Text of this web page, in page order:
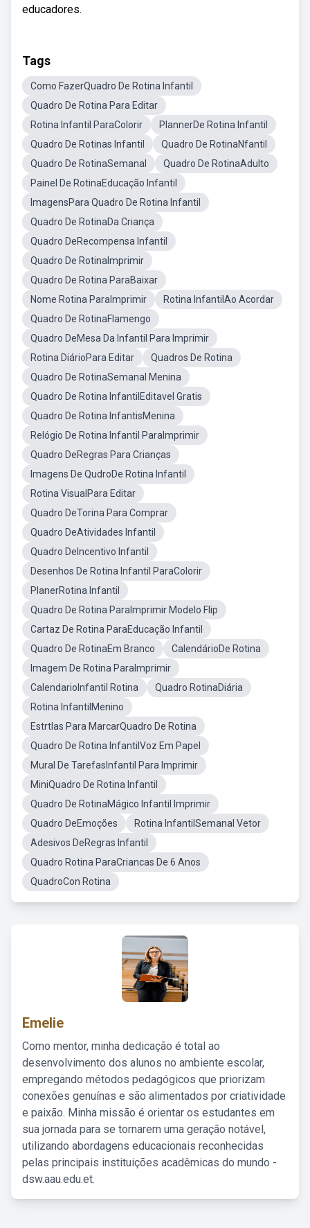
educadores.
Tags
Como FazerQuadro De Rotina Infantil
Quadro De Rotina Para Editar
Rotina Infantil ParaColorir
PlannerDe Rotina Infantil
Quadro De Rotinas Infantil
Quadro De RotinaNfantil
Quadro De RotinaSemanal
Quadro De RotinaAdulto
Painel De RotinaEducação Infantil
ImagensPara Quadro De Rotina Infantil
Quadro De RotinaDa Criança
Quadro DeRecompensa Infantil
Quadro De RotinaImprimir
Quadro De Rotina ParaBaixar
Nome Rotina ParaImprimir
Rotina InfantilAo Acordar
Quadro De RotinaFlamengo
Quadro DeMesa Da Infantil Para Imprimir
Rotina DiárioPara Editar
Quadros De Rotina
Quadro De RotinaSemanal Menina
Quadro De Rotina InfantilEditavel Gratis
Quadro De Rotina InfantisMenina
Relógio De Rotina Infantil ParaImprimir
Quadro DeRegras Para Crianças
Imagens De QudroDe Rotina Infantil
Rotina VisualPara Editar
Quadro DeTorina Para Comprar
Quadro DeAtividades Infantil
Quadro DeIncentivo Infantil
Desenhos De Rotina Infantil ParaColorir
PlanerRotina Infantil
Quadro De Rotina ParaImprimir Modelo Flip
Cartaz De Rotina ParaEducação Infantil
Quadro De RotinaEm Branco
CalendárioDe Rotina
Imagem De Rotina ParaImprimir
CalendarioInfantil Rotina
Quadro RotinaDiária
Rotina InfantilMenino
Estrtlas Para MarcarQuadro De Rotina
Quadro De Rotina InfantilVoz Em Papel
Mural De TarefasInfantil Para Imprimir
MiniQuadro De Rotina Infantil
Quadro De RotinaMágico Infantil Imprimir
Quadro DeEmoções
Rotina InfantilSemanal Vetor
Adesivos DeRegras Infantil
Quadro Rotina ParaCriancas De 6 Anos
QuadroCon Rotina
Emelie
Como mentor, minha dedicação é total ao
desenvolvimento dos alunos no ambiente escolar,
empregando métodos pedagógicos que priorizam
conexões genuínas e são alimentados por criatividade
e paixão. Minha missão é orientar os estudantes em
sua jornada para se tornarem uma geração notável,
utilizando abordagens educacionais reconhecidas
pelas principais instituições acadêmicas do mundo -
dsw.aau.edu.et.